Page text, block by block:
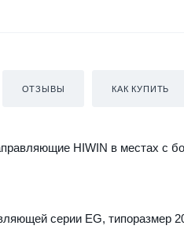
ОТЗЫВЫ КАК КУПИТЬ
HIWIN в местах с
серии EG, типоразмер